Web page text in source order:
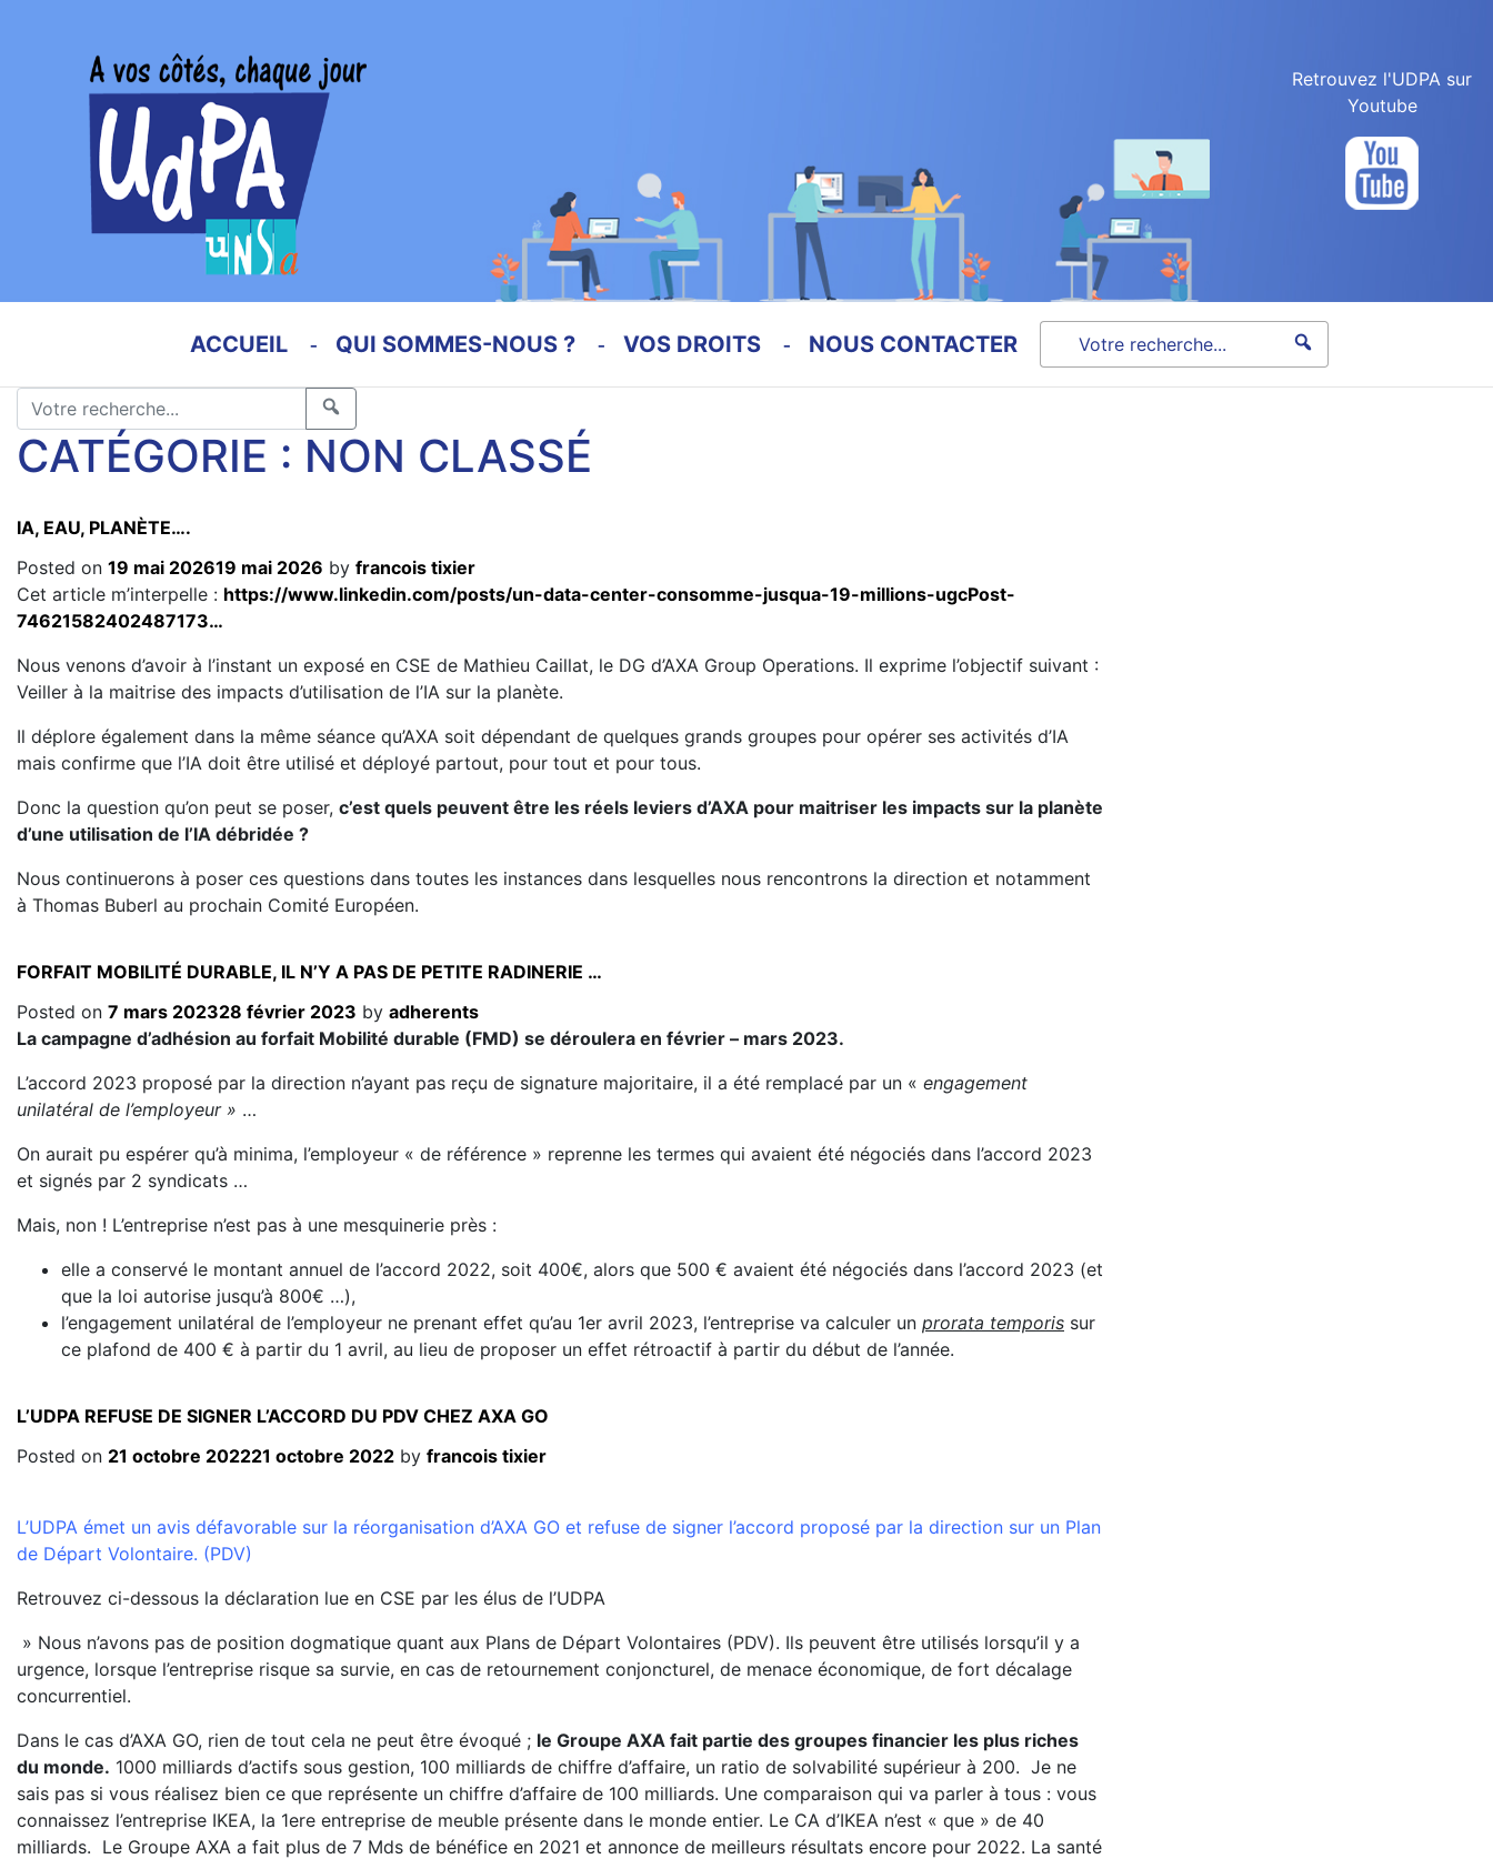
Retrouvez l'UDPA sur
Youtube
ACCUEIL QUI SOMMES-NOUS ? VOS DROITS NOUS CONTACTER
CATÉGORIE : NON CLASSÉ
IA, EAU, PLANÈTE….
Posted on 19 mai 202619 mai 2026 by francois tixier
Cet article m’interpelle : https://www.linkedin.com/posts/un-data-center-consomme-jusqua-19-millions-ugcPost-
74621582402487173…
Nous venons d’avoir à l’instant un exposé en CSE de Mathieu Caillat, le DG d’AXA Group Operations. Il exprime l’objectif suivant :
Veiller à la maitrise des impacts d’utilisation de l’IA sur la planète.
Il déplore également dans la même séance qu’AXA soit dépendant de quelques grands groupes pour opérer ses activités d’IA
mais confirme que l’IA doit être utilisé et déployé partout, pour tout et pour tous.
Donc la question qu’on peut se poser, c’est quels peuvent être les réels leviers d’AXA pour maitriser les impacts sur la planète
d’une utilisation de l’IA débridée ?
Nous continuerons à poser ces questions dans toutes les instances dans lesquelles nous rencontrons la direction et notamment
à Thomas Buberl au prochain Comité Européen.
FORFAIT MOBILITÉ DURABLE, IL N’Y A PAS DE PETITE RADINERIE …
Posted on 7 mars 202328 février 2023 by adherents
La campagne d’adhésion au forfait Mobilité durable (FMD) se déroulera en février – mars 2023.
L’accord 2023 proposé par la direction n’ayant pas reçu de signature majoritaire, il a été remplacé par un « engagement
unilatéral de l’employeur » …
On aurait pu espérer qu’à minima, l’employeur « de référence » reprenne les termes qui avaient été négociés dans l’accord 2023
et signés par 2 syndicats …
Mais, non ! L’entreprise n’est pas à une mesquinerie près :
elle a conservé le montant annuel de l’accord 2022, soit 400€, alors que 500 € avaient été négociés dans l’accord 2023 (et
que la loi autorise jusqu’à 800€ …),
l’engagement unilatéral de l’employeur ne prenant effet qu’au 1er avril 2023, l’entreprise va calculer un prorata temporis sur
ce plafond de 400 € à partir du 1 avril, au lieu de proposer un effet rétroactif à partir du début de l’année.
L’UDPA REFUSE DE SIGNER L’ACCORD DU PDV CHEZ AXA GO
Posted on 21 octobre 202221 octobre 2022 by francois tixier
L’UDPA émet un avis défavorable sur la réorganisation d’AXA GO et refuse de signer l’accord proposé par la direction sur un Plan
de Départ Volontaire. (PDV)
Retrouvez ci-dessous la déclaration lue en CSE par les élus de l’UDPA
» Nous n’avons pas de position dogmatique quant aux Plans de Départ Volontaires (PDV). Ils peuvent être utilisés lorsqu’il y a
urgence, lorsque l’entreprise risque sa survie, en cas de retournement conjoncturel, de menace économique, de fort décalage
concurrentiel.
Dans le cas d’AXA GO, rien de tout cela ne peut être évoqué ; le Groupe AXA fait partie des groupes financier les plus riches
du monde. 1000 milliards d’actifs sous gestion, 100 milliards de chiffre d’affaire, un ratio de solvabilité supérieur à 200. Je ne
sais pas si vous réalisez bien ce que représente un chiffre d’affaire de 100 milliards. Une comparaison qui va parler à tous : vous
connaissez l’entreprise IKEA, la 1ere entreprise de meuble présente dans le monde entier. Le CA d’IKEA n’est « que » de 40
milliards. Le Groupe AXA a fait plus de 7 Mds de bénéfice en 2021 et annonce de meilleurs résultats encore pour 2022. La santé